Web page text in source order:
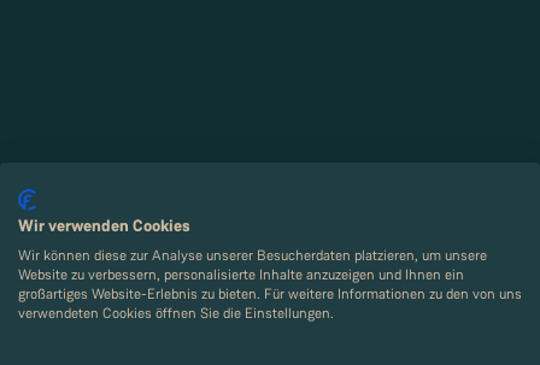
Wir verwenden Cookies
Wir können diese zur Analyse unserer Besucherdaten platzieren, um unsere
Website zu verbessern, personalisierte Inhalte anzuzeigen und Ihnen ein
großartiges Website-Erlebnis zu bieten. Für weitere Informationen zu den von uns
verwendeten Cookies öffnen Sie die Einstellungen.